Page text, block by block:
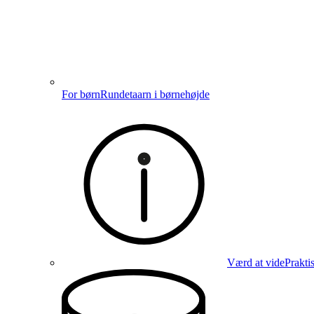
For børnRundetaarn i børnehøjde
Værd at vide